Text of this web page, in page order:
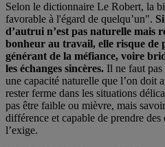
Selon le dictionnaire Le Robert, la
favorable à l'égard de quelqu’un".
d’autrui n’est pas naturelle mais
bonheur au travail, elle risque de
générant de la méfiance, voire
les échanges sincères. Il ne faut
une capacité naturelle que l’on doit
rester ferme dans les situations
pas être faible ou mièvre, mais
différence et capable de prendre
l’exige.